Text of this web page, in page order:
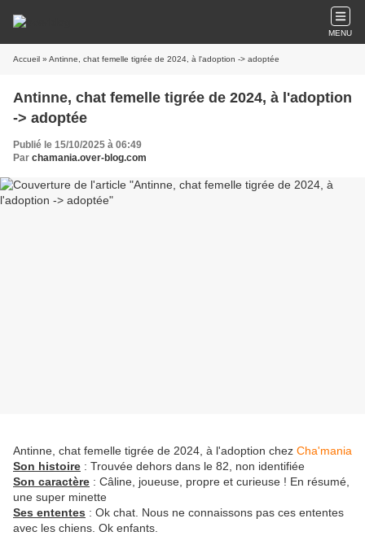
MENU
Accueil » Antinne, chat femelle tigrée de 2024, à l'adoption -> adoptée
Antinne, chat femelle tigrée de 2024, à l'adoption
-> adoptée
Publié le 15/10/2025 à 06:49
Par chamania.over-blog.com
Antinne, chat femelle tigrée de 2024, à l'adoption chez Cha'mania
Son histoire : Trouvée dehors dans le 82, non identifiée
Son caractère : Câline, joueuse, propre et curieuse ! En résumé,
une super minette
Ses ententes : Ok chat. Nous ne connaissons pas ces ententes
avec les chiens. Ok enfants.